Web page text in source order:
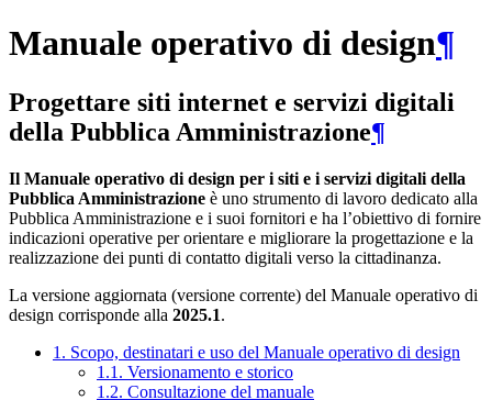
Manuale operativo di design¶
Progettare siti internet e servizi digitali
della Pubblica Amministrazione¶
Il Manuale operativo di design per i siti e i servizi digitali della
Pubblica Amministrazione è uno strumento di lavoro dedicato alla
Pubblica Amministrazione e i suoi fornitori e ha l’obiettivo di fornire
indicazioni operative per orientare e migliorare la progettazione e la
realizzazione dei punti di contatto digitali verso la cittadinanza.
La versione aggiornata (versione corrente) del Manuale operativo di
design corrisponde alla 2025.1.
1. Scopo, destinatari e uso del Manuale operativo di design
1.1. Versionamento e storico
1.2. Consultazione del manuale